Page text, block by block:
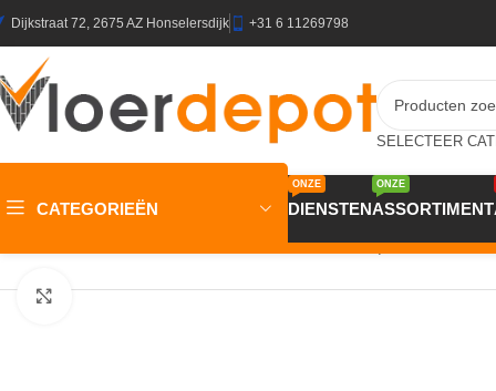
Dijkstraat 72, 2675 AZ Honselersdijk +31 6 11269798
CATEGORIEËN DIENSTEN
ONZE
ASSORTIMENT
ONZE
/Schoonloop/JOKA
Klik om te vergroten